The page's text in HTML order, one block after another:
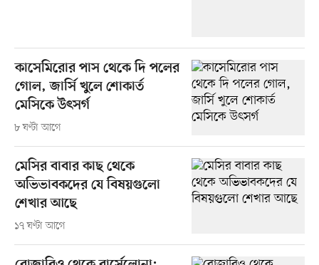
কাসেমিরোর পাস থেকে দি পলের
গোল, জার্সি খুলে শোকার্ত
মেসিকে উৎসর্গ
৮ ঘণ্টা আগে
মেসির বাবার কাছ থেকে
অভিভাবকদের যে বিষয়গুলো
শেখার আছে
১৭ ঘণ্টা আগে